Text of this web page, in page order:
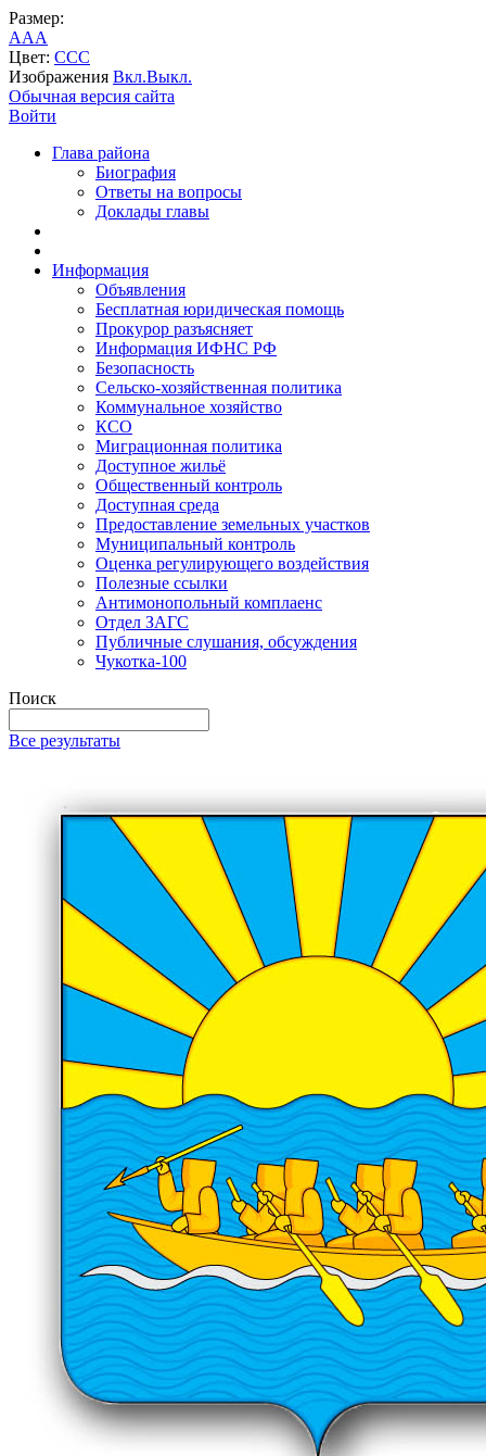
Размер:
AAA
Цвет: CCC
Изображения Вкл.Выкл.
Обычная версия сайта
Войти
Глава района
Биография
Ответы на вопросы
Доклады главы
Информация
Объявления
Бесплатная юридическая помощь
Прокурор разъясняет
Информация ИФНС РФ
Безопасность
Сельско-хозяйственная политика
Коммунальное хозяйство
КСО
Миграционная политика
Доступное жильё
Общественный контроль
Доступная среда
Предоставление земельных участков
Муниципальный контроль
Оценка регулирующего воздействия
Полезные ссылки
Антимонопольный комплаенс
Отдел ЗАГС
Публичные слушания, обсуждения
Чукотка-100
Поиск
Все результаты